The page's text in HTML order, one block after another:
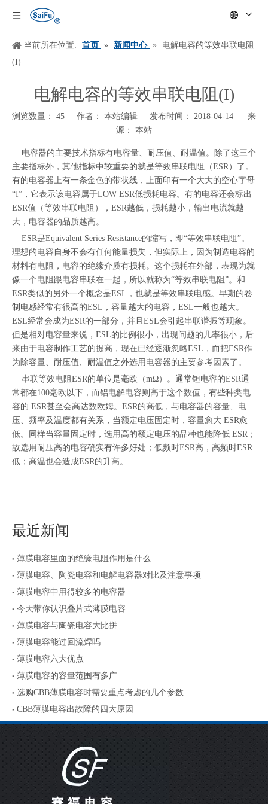
当前所在位置: 首页 » 新闻中心 »
电解电容的等效串联电阻
(I)
电解电容的等效串联电阻(I)
浏览数量： 45 作者： 本站编辑 发布时间： 2018-04-14 来
源： 本站
["wechat","weibo","qzone","douban","email"]
电容器的主要技术指标有电容量、耐压值、耐温值。除了这三个
主要指标外，其他指标中较重要的就是等效串联电阻（ESR）了。
有的电容器上有一条金色的带状线，上面印有一个大大的空心字母
“I”，它表示该电容属于LOW ESR低损耗电容。有的电容还会标出
ESR值（等效串联电阻），ESR越低，损耗越小，输出电流就越
大，电容器的品质越高。
ESR是Equivalent Series Resistance的缩写，即“等效串联电阻”。
理想的电容自身不会有任何能量损失，但实际上，因为制造电容的
材料有电阻，电容的绝缘介质有损耗。这个损耗在外部，表现为就
像一个电阻跟电容串联在一起，所以就称为“等效串联电阻”。和
ESR类似的另外一个概念是ESL，也就是等效串联电感。早期的卷
制电感经常有很高的ESL，容量越大的电容，ESL一般也越大。
ESL经常会成为ESR的一部分，并且ESL会引起串联谐振等现象。
但是相对电容量来说，ESL的比例很小，出现问题的几率很小，后
来由于电容制作工艺的提高，现在已经逐渐忽略ESL，而把ESR作
为除容量、耐压值、耐温值之外选用电容器的主要参考因素了。
串联等效电阻ESR的单位是毫欧（mΩ）。通常钽电容的ESR通
常都在100毫欧以下，而铝电解电容则高于这个数值，有些种类电
容的 ESR甚至会高达数欧姆。ESR的高低，与电容器的容量、电
压、频率及温度都有关系，当额定电压固定时，容量愈大 ESR愈
低。同样当容量固定时，选用高的额定电压的品种也能降低 ESR；
故选用耐压高的电容确实有许多好处；低频时ESR高，高频时ESR
低；高温也会造成ESR的升高。
最近新闻
薄膜电容里面的绝缘电阻作用是什么
薄膜电容、陶瓷电容和电解电容器对比及注意事项
薄膜电容中用得较多的电容器
今天带你认识叠片式薄膜电容
薄膜电容与陶瓷电容大比拼
薄膜电容能过回流焊吗
薄膜电容六大优点
薄膜电容的容量范围有多广
选购CBB薄膜电容时需要重点考虑的几个参数
CBB薄膜电容出故障的四大原因